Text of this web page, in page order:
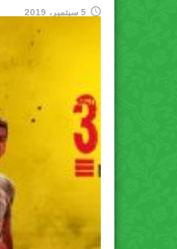
5 سبتمبر، 2019